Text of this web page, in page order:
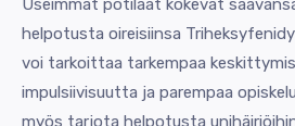
Useimmat potilaat kokevat
helpotusta oireisiinsa
voi tarkoittaa tarkempaa
impulsiivisuutta ja parempaa
myös tarjota helpotusta